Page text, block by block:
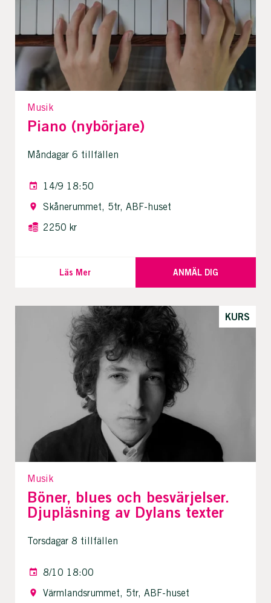
Musik
Piano (nybörjare)
Måndagar 6 tillfällen
14/9 18:50
Skånerummet, 5tr, ABF-huset
2250 kr
Läs Mer ANMÄL DIG
KURS
Musik
Böner, blues och besvärjelser.
Djupläsning av Dylans texter
Torsdagar 8 tillfällen
8/10 18:00
Värmlandsrummet, 5tr, ABF-huset